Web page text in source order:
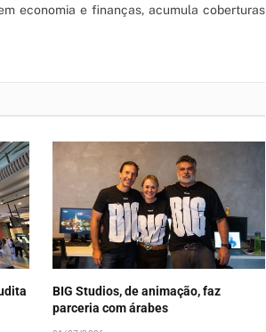
economia e finanças, acumula coberturas
BIG Studios, de animação, faz
parceria com árabes